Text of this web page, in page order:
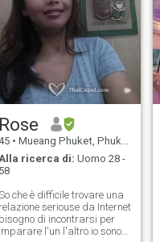
quelli che mi circondano.
Rose
• Mueang Phuket, Phuket, Thailandia
ricerca di: Uomo 28 -
58
che è difficile trovare una
relazione seriouse da Internet
bisogno di incontrarsi per
imparare l'un l'altro.io sono